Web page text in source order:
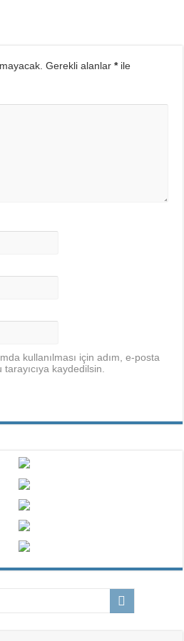
Gerekli alanlar*ile
kullanılması için adım, e-posta
kaydedilsin.